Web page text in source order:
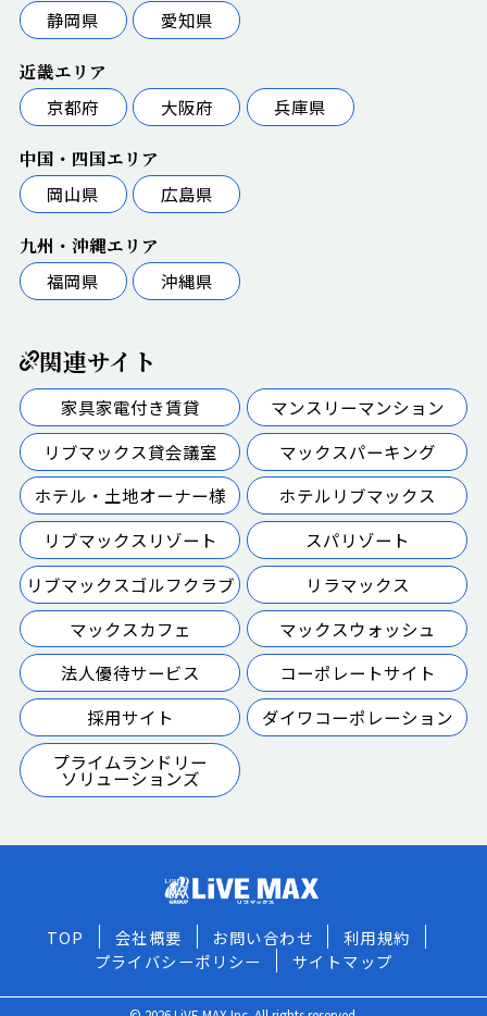
静岡県
愛知県
近畿エリア
京都府
大阪府 兵庫県
中国・四国エリア
岡山県
広島県
九州・沖縄エリア
福岡県
沖縄県
関連サイト
家具家電付き賃貸
マンスリーマンション
リブマックス貸会議室
マックスパーキング
ホテル・土地オーナー様
ホテルリブマックス
リブマックスリゾート
スパリゾート
リブマックスゴルフクラブ
リラマックス
マックスカフェ
マックスウォッシュ
法人優待サービス
コーポレートサイト
採用サイト
ダイワコーポレーション
プライムランドリー
ソリューションズ
TOP 会社概要 お問い合わせ
利用規約
プライバシーポリシー
サイトマップ